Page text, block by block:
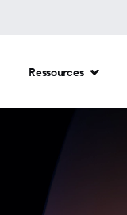
Ressources